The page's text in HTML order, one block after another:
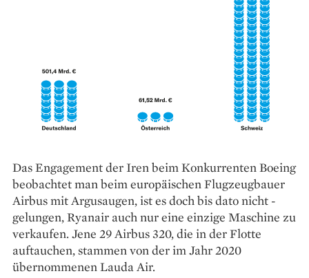
Das Engagement der Iren beim Konkurrenten Boeing
­beobachtet man beim europäischen Flugzeugbauer
Airbus mit ­Argus­augen, ist es doch bis dato nicht ­
gelungen, ­Ryanair auch nur eine ­einzige ­Maschine zu
verkaufen. Jene 29 Airbus 320, die in der ­Flotte
auftauchen, stammen von der im Jahr 2020
übernommenen ­Lauda Air.